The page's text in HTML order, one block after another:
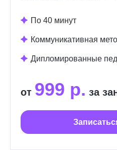
По 40 минут
Коммуникативная
Дипломированные
от 999 р. за